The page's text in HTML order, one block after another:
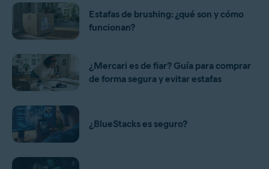
Estafas de brushing: ¿qué son y cómo
funcionan?
¿Mercari es de fiar? Guía para comprar
de forma segura y evitar estafas
¿BlueStacks es seguro?